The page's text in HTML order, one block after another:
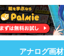
アナログ画材